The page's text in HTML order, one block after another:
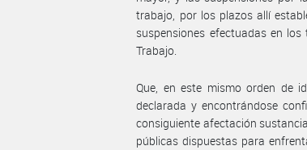
trabajo, por los plazos allí
suspensiones efectuadas en
Trabajo.
Que, en este mismo orden de
declarada y encontrándose
consiguiente afectación
públicas dispuestas para